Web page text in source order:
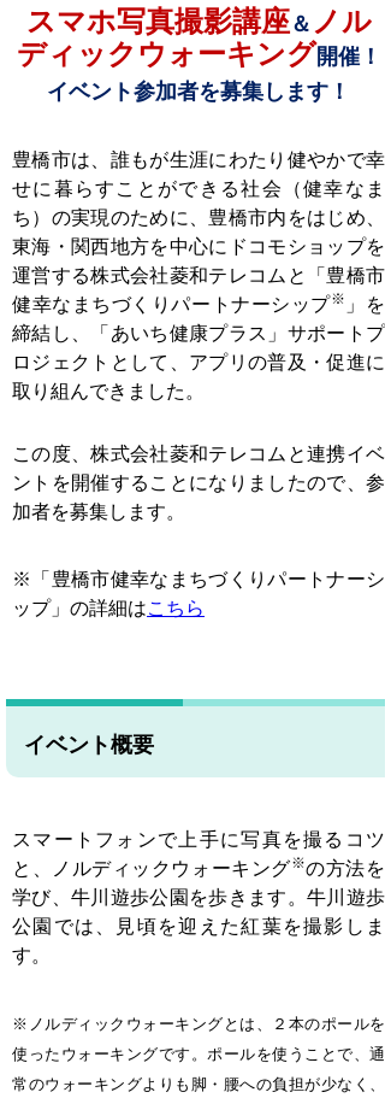
スマホ写真撮影講座＆ ノル
ディックウォーキング開催！
イベント参加者を募集します！
豊橋市は、誰もが生涯にわたり健やかで幸
せに暮らすことができる社会（健幸なま
ち）の実現のために、豊橋市内をはじめ、
東海・関西地方を中心にドコモショップを
運営する株式会社菱和テレコムと「豊橋市
健幸なまちづくりパートナーシップ※ 」を
締結し、「あいち健康プラス」サポートプ
ロジェクトとして、アプリの普及・促進に
取り組んできました。
この度、株式会社菱和テレコムと連携イベ
ントを開催することになりましたので、参
加者を募集します。
※「豊橋市健幸なまちづくりパートナーシ
ップ」の詳細はこちら
イベント概要
スマートフォンで上手に写真を撮るコツ
と、ノルディックウォーキング※の方法を
学び、牛川遊歩公園を歩きます。牛川遊歩
公園では、見頃を迎えた紅葉を撮影しま
す。
※ノルディックウォーキングとは、２本のポールを
使ったウォーキングです。ポールを使うことで、通
常のウォーキングよりも脚・腰への負担が少なく、